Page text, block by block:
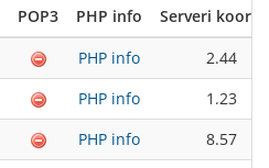
POP3 PHP info
Serveri
PHP info
2.44
PHP info
1.23
PHP info
8.57